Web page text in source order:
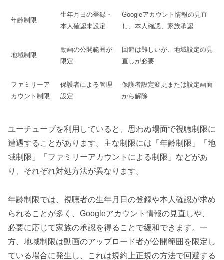
年齢制限
生年月日の登録・
本人確認未設定
Googleアカウント情報の見直
し、本人確認、家族承認
地域制限
動画の公開範囲が
限定
回避は難しいが、地域設定の見
直しが必要
ファミリーア
カウント制限
保護者による管理
設定
保護者設定変更または設定画面
から解除
ユーチューブを利用していると、思わぬ場面で視聴制限に
遭遇することがあります。主な制限には「年齢制限」「地
域制限」「ファミリーアカウントによる制限」などがあ
り、それぞれ対処方法が異なります。
年齢制限では、視聴者の生年月日の登録や本人確認が求め
られることが多く、Googleアカウント情報の見直しや、
必要に応じて家族の承認を得ることで緩和できます。一
方、地域制限は動画のアップロード者が公開範囲を限定し
ている場合に発生し、これは規約上正規の方法で回避する